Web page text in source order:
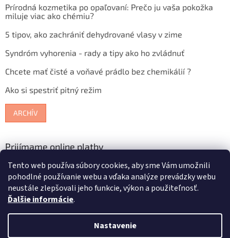
Tento web používa súbory cookies, aby sme Vám umožnili
pohodlné používanie webu a vďaka analýze prevádzky webu
neustále zlepšovali jeho funkcie, výkon a použiteľnosť.
Ďalšie informácie.
Nastavenie
Prírodná kozmetika po opaľovaní: Prečo ju vaša pokožka
miluje viac ako chémiu?
5 tipov, ako zachrániť dehydrované vlasy v zime
Syndróm vyhorenia - rady a tipy ako ho zvládnuť
Chcete mať čisté a voňavé prádlo bez chemikálií ?
Ako si spestriť pitný režim
ARCHÍV
Prijímame online platby